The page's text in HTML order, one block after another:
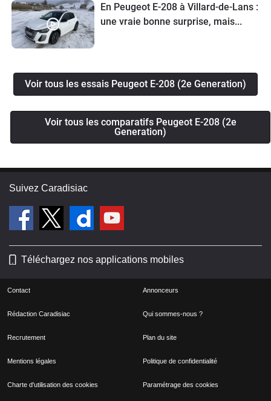
En Peugeot E-208 à Villard-de-Lans :
une vraie bonne surprise, mais...
Voir tous les essais Peugeot E-208 (2e Generation)
Voir tous les comparatifs Peugeot E-208 (2e
Generation)
Suivez Caradisiac
Téléchargez nos applications mobiles
Contact Annonceurs
Rédaction Caradisiac Qui sommes-nous ?
Recrutement Plan du site
Mentions légales Politique de confidentialité
Charte d'utilisation des cookies Paramétrage des cookies